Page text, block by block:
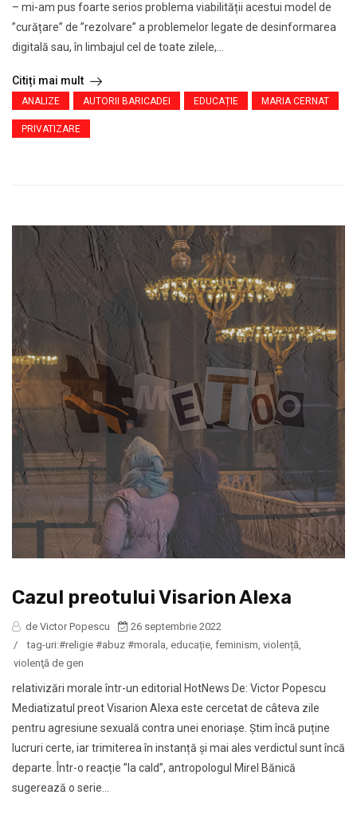
– mi-am pus foarte serios problema viabilității acestui model de
”curățare” de ”rezolvare” a problemelor legate de desinformarea
digitală sau, în limbajul cel de toate zilele,...
Citiți mai mult
ANALIZE AUTORII BARICADEI EDUCAȚIE MARIA CERNAT
PRIVATIZARE
Cazul preotului Visarion Alexa
de Victor Popescu
26 septembrie 2022
/
tag-uri:#religie #abuz #morala, educație, feminism, violență,
violenţă de gen
relativizări morale într-un editorial HotNews De: Victor Popescu
Mediatizatul preot Visarion Alexa este cercetat de câteva zile
pentru agresiune sexuală contra unei enoriașe. Știm încă puține
lucruri certe, iar trimiterea în instanță și mai ales verdictul sunt încă
departe. Într-o reacție ”la cald”, antropologul Mirel Bănică
sugerează o serie...